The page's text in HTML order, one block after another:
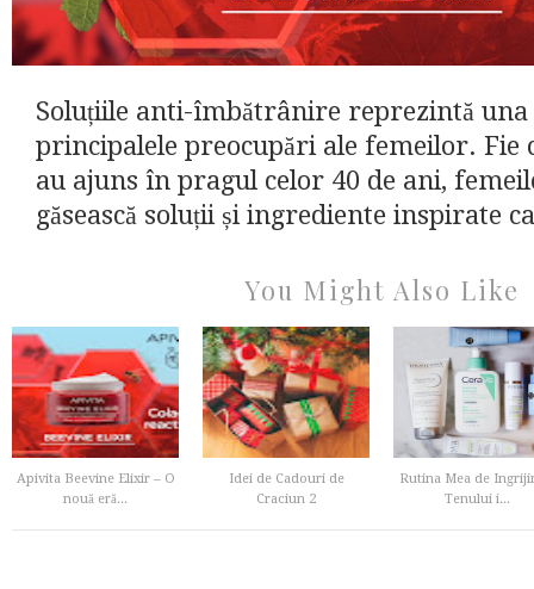
Soluțiile anti-îmbătrânire reprezintă
principalele preocupări ale femeilor. Fie
au ajuns în pragul celor 40 de ani,
găsească soluții și ingrediente inspirate
You Might Also Like
Apivita Beevine Elixir – O
nouă eră...
Idei de Cadouri de
Craciun 2
Rutina Mea de
Tenului i...